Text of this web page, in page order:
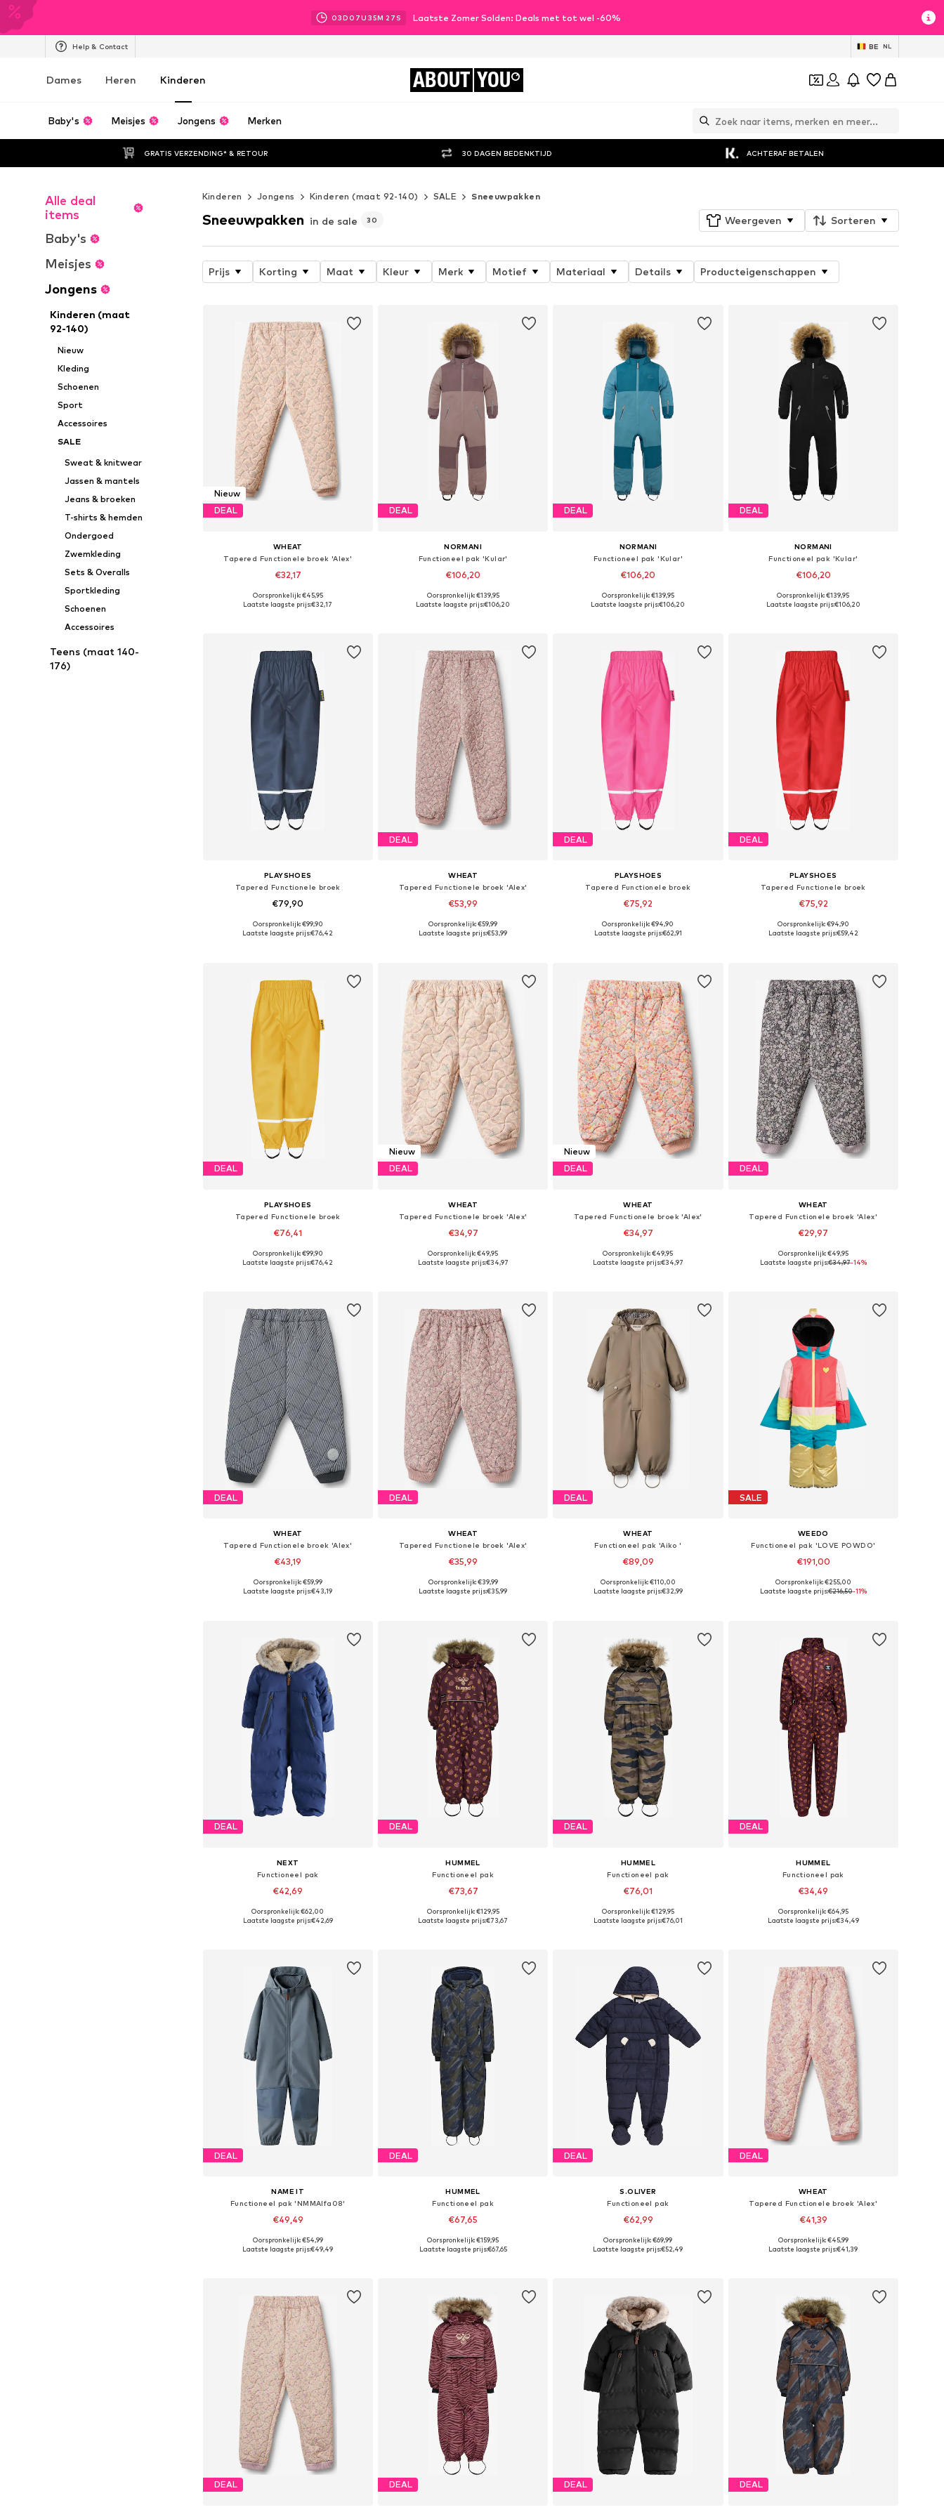
03D 07U 35M 25 S Laatste Zomer Solden: Deals met tot wel -60%
Help & Contact BE NL
Dames Heren Kinderen ABOUT YOU
Baby's Meisjes Jongens Merken
GRATIS VERZENDING* & RETOUR 30 DAGEN BEDENKTIJD ACHTERAF BETALEN
Alle deal
items
Baby's
Meisjes
Jongens
Kinderen (maat
92-140)
Nieuw
Kleding
Schoenen
Sport
Accessoires
SALE
Sweat & knitwear
Jassen & mantels
Jeans & broeken
T-shirts & hemden
Ondergoed
Zwemkleding
Sets & Overalls
Sportkleding
Schoenen
Accessoires
Teens (maat 140-
176)
Kinderen Jongens Kinderen (maat 92-140) SALE Sneeuwpakken
Sneeuwpakken in de sale 30 Weergeven Sorteren
Prijs Korting Maat Kleur Merk Motief Materiaal Details Producteigenschappen
Nieuw
DEAL
WHEAT
Tapered Functionele broek 'Alex'
€32,17
+5
Beschikbaar in vele maten
Oorspronkelijk: €45,95
Laatste laagste prijs:€32,17
DEAL
NORMANI
Functioneel pak 'Kular'
€106,20
Oorspronkelijk: €139,95
Laatste laagste prijs:€106,20
DEAL
NORMANI
Functioneel pak 'Kular'
€106,20
Oorspronkelijk: €139,95
Laatste laagste prijs:€106,20
DEAL
NORMANI
Functioneel pak 'Kular'
€106,20
Oorspronkelijk: €139,95
Laatste laagste prijs:€106,20
PLAYSHOES
Tapered Functionele broek
€79,90
Beschikbaar in vele maten
Oorspronkelijk: €99,90
Laatste laagste prijs:€76,42
DEAL
WHEAT
Tapered Functionele broek 'Alex'
€53,99
+5
Beschikbaar in vele maten
Oorspronkelijk: €59,99
Laatste laagste prijs:€53,99
DEAL
PLAYSHOES
Tapered Functionele broek
€75,92
Oorspronkelijk: €94,90
Laatste laagste prijs:€62,91
DEAL
PLAYSHOES
Tapered Functionele broek
€75,92
Beschikbaar in vele maten
Oorspronkelijk: €94,90
Laatste laagste prijs:€59,42
DEAL
PLAYSHOES
Tapered Functionele broek
€76,41
Beschikbaar in vele maten
Oorspronkelijk: €99,90
Laatste laagste prijs:€76,42
Nieuw
DEAL
WHEAT
Tapered Functionele broek 'Alex'
€34,97
+2
Beschikbare maten: 74, 80, 86, 92
Oorspronkelijk: €49,95
Laatste laagste prijs:€34,97
Nieuw
DEAL
WHEAT
Tapered Functionele broek 'Alex'
€34,97
+2
Beschikbare maten: 74, 80, 86, 92
Oorspronkelijk: €49,95
Laatste laagste prijs:€34,97
DEAL
WHEAT
Tapered Functionele broek 'Alex'
€29,97
+2
Beschikbare maten: 74, 80
Oorspronkelijk: €49,95
Laatste laagste prijs:€34,97-14%
DEAL
WHEAT
Tapered Functionele broek 'Alex'
€43,19
+2
Beschikbare maten: 74, 80
Oorspronkelijk: €59,99
Laatste laagste prijs:€43,19
DEAL
WHEAT
Tapered Functionele broek 'Alex'
€35,99
+2
Beschikbare maten: 74, 80, 86, 92
Oorspronkelijk: €39,99
Laatste laagste prijs:€35,99
DEAL
WHEAT
Functioneel pak 'Aiko '
€89,09
Beschikbare maten: 80
Oorspronkelijk: €110,00
Laatste laagste prijs:€32,99
SALE
WEEDO
Functioneel pak 'LOVE POWDO'
€191,00
Beschikbare maten: 92
Oorspronkelijk: €255,00
Laatste laagste prijs:€216,50-11%
DEAL
NEXT
Functioneel pak
€42,69
Beschikbare maten: 68, 74
Oorspronkelijk: €62,00
Laatste laagste prijs:€42,69
DEAL
HUMMEL
Functioneel pak
€73,67
Beschikbare maten: 74, 80, 86, 104
Oorspronkelijk: €129,95
Laatste laagste prijs:€73,67
DEAL
HUMMEL
Functioneel pak
€76,01
Beschikbare maten: 74, 80
Oorspronkelijk: €129,95
Laatste laagste prijs:€76,01
DEAL
HUMMEL
Functioneel pak
€34,49
Beschikbare maten: 104, 110
Oorspronkelijk: €64,95
Laatste laagste prijs:€34,49
DEAL
NAME IT
Functioneel pak 'NMMAlfa08'
€49,49
Beschikbare maten: 98
Oorspronkelijk: €54,99
Laatste laagste prijs:€49,49
DEAL
HUMMEL
Functioneel pak
€67,65
Beschikbare maten: 104
Oorspronkelijk: €159,95
Laatste laagste prijs:€67,65
DEAL
S.OLIVER
Functioneel pak
€62,99
Beschikbare maten: 74
Oorspronkelijk: €69,99
Laatste laagste prijs:€52,49
DEAL
WHEAT
Tapered Functionele broek 'Alex'
€41,39
+5
Beschikbare maten: 152
Oorspronkelijk: €45,99
Laatste laagste prijs:€41,39
DEAL DEAL DEAL DEAL